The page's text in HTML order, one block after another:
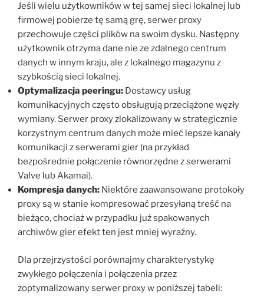
Jeśli wielu użytkowników w tej samej sieci lokalnej lub
firmowej pobierze tę samą grę, serwer proxy
przechowuje części plików na swoim dysku. Następny
użytkownik otrzyma dane nie ze zdalnego centrum
danych w innym kraju, ale z lokalnego magazynu z
szybkością sieci lokalnej.
Optymalizacja peeringu: Dostawcy usług
komunikacyjnych często obsługują przeciążone węzły
wymiany. Serwer proxy zlokalizowany w strategicznie
korzystnym centrum danych może mieć lepsze kanały
komunikacji z serwerami gier (na przykład
bezpośrednie połączenie równorzędne z serwerami
Valve lub Akamai).
Kompresja danych: Niektóre zaawansowane protokoły
proxy są w stanie kompresować przesyłaną treść na
bieżąco, chociaż w przypadku już spakowanych
archiwów gier efekt ten jest mniej wyraźny.
Dla przejrzystości porównajmy charakterystykę
zwykłego połączenia i połączenia przez
zoptymalizowany serwer proxy w poniższej tabeli: